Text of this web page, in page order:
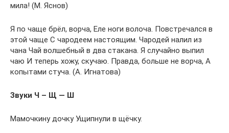
мила! (М. Яснов)
Я по чаще брёл, ворча, Еле ноги волоча. Повстречался в
этой чаще С чародеем настоящим. Чародей налил из
чана Чай волшебный в два стакана. Я случайно выпил
чаю И теперь хожу, скучаю. Правда, больше не ворча, А
копытами стуча. (А. Игнатова)
Звуки Ч – Щ — Ш
Мамочкину дочку Ущипнули в щёчку.